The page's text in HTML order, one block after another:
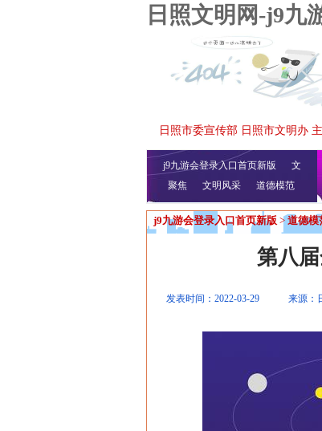
日照文明网-j9九
日照市委宣传部 日照市文明办
j9九游会登录入口首页新版
文
明播报
公益视频
聚焦 文明风采 道德模范
j9九游会登录入口首页新版 > 道德模
第八
发表时间：2022-03-29 来源：